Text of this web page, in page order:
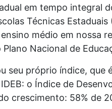
em tempo integral
Técnicas
médio em nossa
Nacional de
seu próprio índice,
o Índice de
crescimento: 58% de